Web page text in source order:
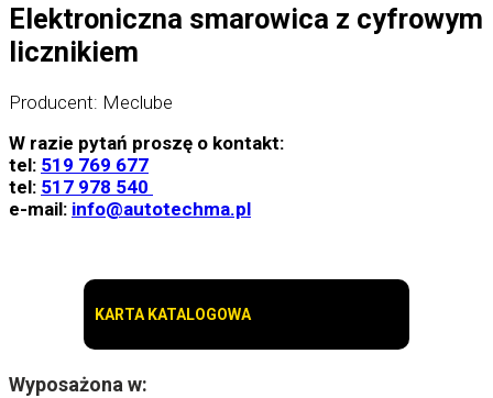
Elektroniczna smarowica z cyfrowym
licznikiem
Producent: Meclube
W razie pytań proszę o kontakt:
tel: 519 769 677
tel: 517 978 540
e-mail: info@autotechma.pl
KARTA KATALOGOWA
Wyposażona w: